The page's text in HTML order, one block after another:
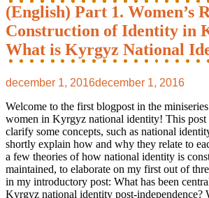
(English) Part 1. Women’s
Construction of Identity in
What is Kyrgyz National
december 1, 2016december 1, 2016
Welcome to the first blogpost in the
women in Kyrgyz national identity! This post
clarify some concepts, such as national
shortly explain how and why they relate to
a few theories of how national identity is
maintained, to elaborate on my first out of
in my introductory post: What has been
Kyrgyz national identity post-independence?